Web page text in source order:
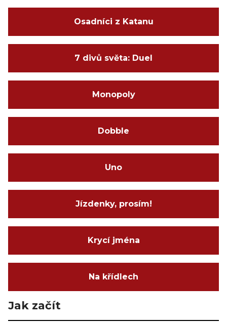
Osadníci z Katanu
7 divů světa: Duel
Monopoly
Dobble
Uno
Jízdenky, prosím!
Krycí jména
Na křídlech
Jak začít